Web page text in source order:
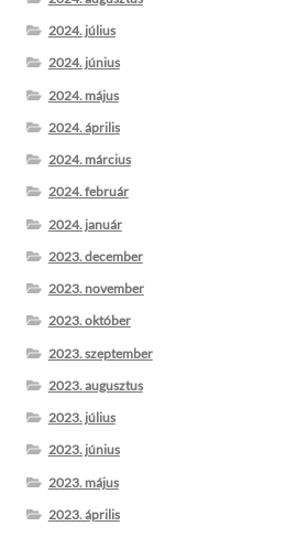
2024. július
2024. június
2024. május
2024. április
2024. március
2024. február
2024. január
2023. december
2023. november
2023. október
2023. szeptember
2023. augusztus
2023. július
2023. június
2023. május
2023. április